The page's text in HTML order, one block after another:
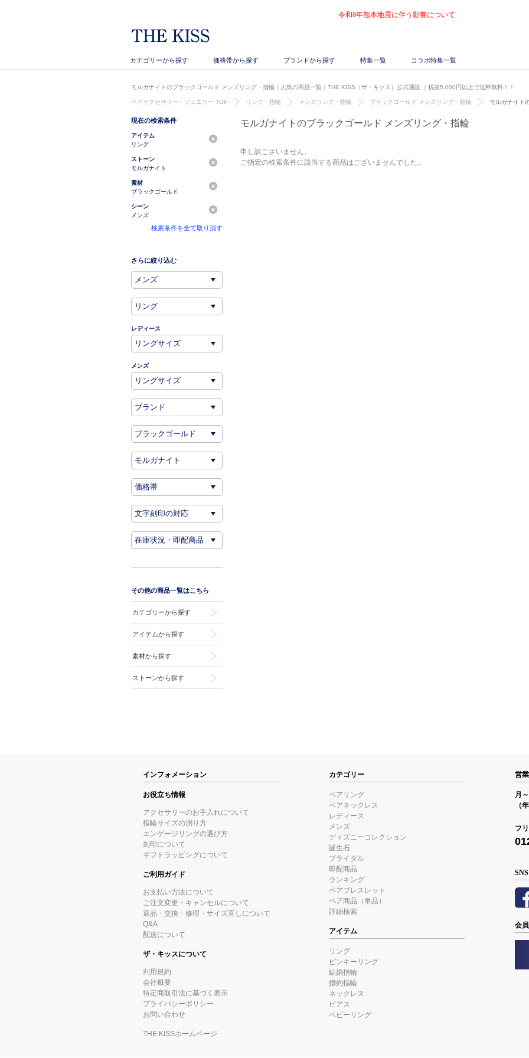
令和8年熊本地震に伴う影響について
カテゴリーから探す 価格帯から探す ブランドから探す 特集一覧 コラボ特集一覧
モルガナイトのブラックゴールド メンズリング・指輪｜人気の商品一覧｜THE KISS（ザ・キッス）公式通販 ｜税抜5,000円以上で送料無料！！
ペアアクセサリー・ジュエリー TOP リング・指輪 メンズリング・指輪 ブラックゴールド メンズリング・指輪 モルガナイト
モルガナイトのブラックゴールド メンズリング・指輪
申し訳ございません。
ご指定の検索条件に該当する商品はございませんでした。
現在の検索条件
アイテム
リング
ストーン
モルガナイト
素材
ブラックゴールド
シーン
メンズ
検索条件を全て取り消す
さらに絞り込む
レディース
メンズ
その他の商品一覧はこちら
カテゴリーから探す
アイテムから探す
素材から探す
ストーンから探す
インフォメーション
お役立ち情報
アクセサリーのお手入れについて
指輪サイズの測り方
エンゲージリングの選び方
刻印について
ギフトラッピングについて
ご利用ガイド
お支払い方法について
ご注文変更・キャンセルについて
返品・交換・修理・サイズ直しについて
Q&A
配送について
ザ・キッスについて
利用規約
会社概要
特定商取引法に基づく表示
プライバシーポリシー
お問い合わせ
THE KISSホームページ
カテゴリー
ペアリング
ペアネックレス
レディース
メンズ
ディズニーコレクション
誕生石
ブライダル
即配商品
ランキング
ペアブレスレット
ペア商品（単品）
詳細検索
アイテム
リング
ピンキーリング
結婚指輪
婚約指輪
ネックレス
ピアス
ベビーリング
営
月
（
フ
SNS
会